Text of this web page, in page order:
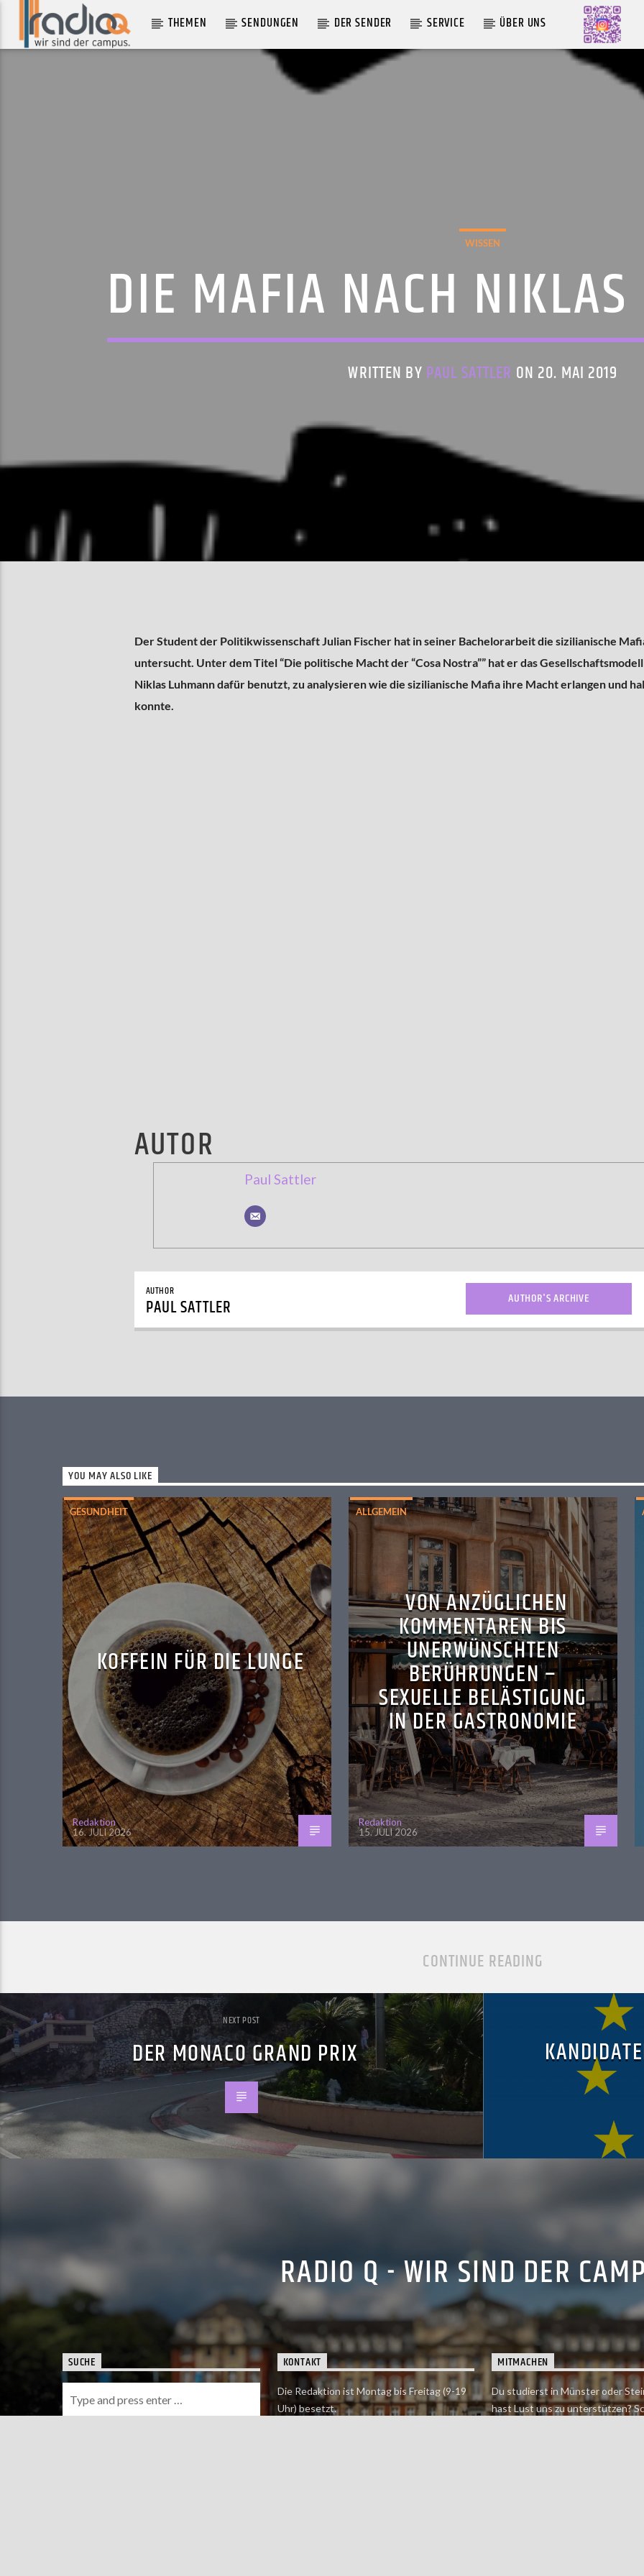
THEMEN SENDUNGEN DER SENDER SERVICE ÜBER UNS
AKTUELLE SENDUNG
WISSEN
DIE MAFIA NACH
WRITTEN BY PAUL SATTLER ON 20. MAI 2019
Der Student der Politikwissenschaft Julian Fischer hat in seiner Bachelorarbeit die sizilianische
untersucht. Unter dem Titel “Die politische Macht der “Cosa Nostra”” hat er das
Niklas Luhmann dafür benutzt, zu analysieren wie die sizilianische Mafia ihre Macht erlangen und
konnte.
AUTOR
Paul Sattler
AUTHOR
PAUL SATTLER AUTHOR'S ARCHIVE
YOU MAY ALSO LIKE
GESUNDHEIT
KOFFEIN FÜR DIE LUNGE
Redaktion
16. JULI 2026
ALLGEMEIN
VON ANZÜGLICHEN
KOMMENTAREN BIS
UNERWÜNSCHTEN
BERÜHRUNGEN –
SEXUELLE BELÄSTIGUNG
IN DER GASTRONOMIE
Redaktion
15. JULI 2026
CONTINUE READING
NEXT POST
DER MONACO GRAND PRIX
RADIO Q - WIR SIND DER
SUCHE KONTAKT
Die Redaktion ist Montag bis Freitag (9-19
Uhr) besetzt.
MITMACHEN
Du studierst in Münster oder
hast Lust uns zu unterstützen?